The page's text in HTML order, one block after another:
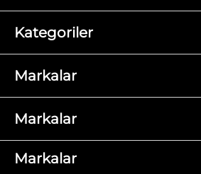
Kategoriler
Markalar
Markalar
Markalar